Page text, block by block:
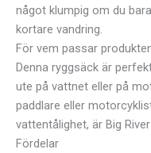
något klumpig om du
kortare vandring.
För vem passar
Denna ryggsäck är
ute på vattnet eller på
paddlare eller
vattentålighet, är Big
Fördelar